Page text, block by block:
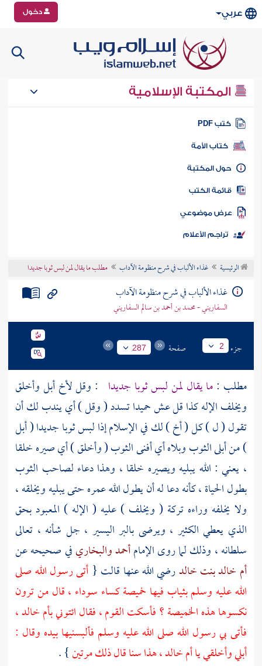
عربي دخول
المكتبة الإسلامية
كتب PDF
كتاب الأمة
المكتبة
الكتب
موضوعي
تراجم الأعلام
الرئيسية غذاء الألباب في شرح منظومة الآداب مطلب ما يقال لمن لبس ثوبا جديدا
غذاء الألباب في شرح منظومة الآداب
السفاريني - محمد بن أحمد بن سالم السفاريني
جزء 2 صفحة 287
مطلب :ما يقال لمن لبس ثوبا جديدا : وقل لأخ أبل وأخلق
ويخلف الإله كذا قل عش حميدا تسدد ( وقل ) أي يندب لك أن
تقول ( ل ) كل ( أخ ) لك في الإسلام إذا لبس ثوبا جديدا ( أبل
) من أبلى الثوب وبلاه أي أفنى الثوب ( وأخلق ) أي صيره خلقا
، يعني : الله يبليه ويصيره خلقا ، وهذا دعاء لصاحب الثوب
بطول الحياة ، كأنه دعا له أن يطول الله عمره حتى يبليه ويخلقه ،
ولا يخلفه وراءه تركة ( ويخلف ) عليه ( الإله ) المعبود بحق
الذي يعطي الكثير ، ويرضى بالبر اليسير ، جل شأنه ، تعالى
سلطانه ، وذلك لما روى الإمامأحمدوالبخاريفي صحيحه عن
أم خالد بنت خالدرضي الله عنها قالت { أتى رسول الله صلى
الله عليه وسلم بثياب فيها خميصة كساء سوداء ، قال من ترون
نكسوها هذه الخميصة ؟ فأسكت القوم ، فقال ائتونيبأم خالد،
فأتى بي رسول الله صلى الله عليه وسلم فألبسنيها بيده وقال :
أبلي وأخلقي ياأم خالد، هذا سنا قال ذلك مرتين} .